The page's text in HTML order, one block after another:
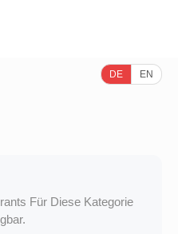
DE EN
Für Diese Kategorie